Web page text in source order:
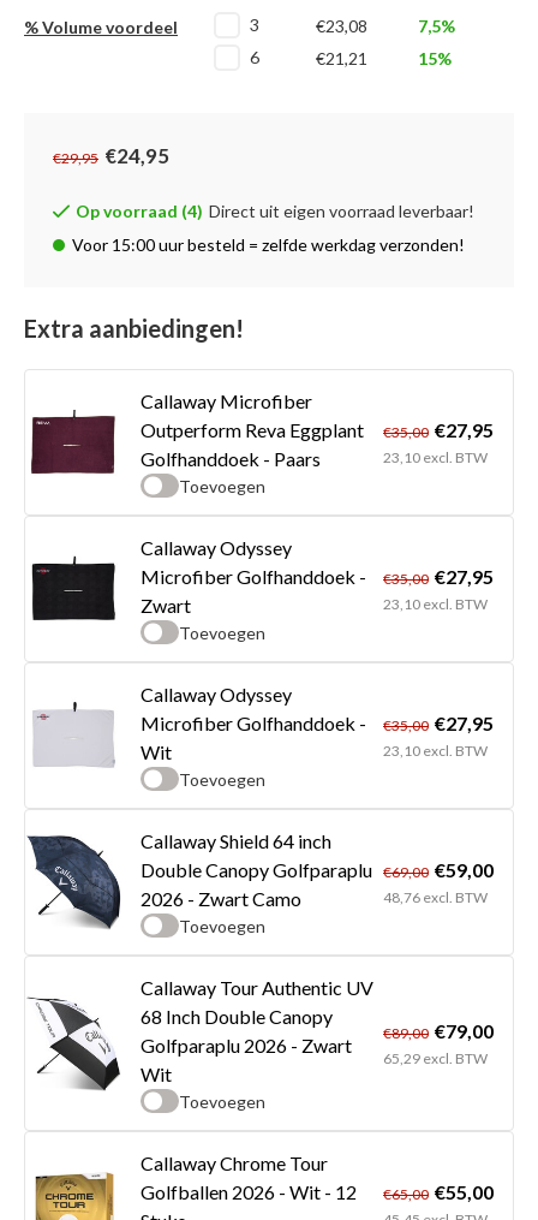
% Volume voordeel
3
€23,08
7,5%
6
€21,21 15%
€29,95 €24,95
Op voorraad (4) Direct uit eigen voorraad leverbaar!
Voor 15:00 uur besteld = zelfde werkdag verzonden!
Extra aanbiedingen!
Callaway Microfiber
Outperform Reva Eggplant
Golfhanddoek - Paars
Toevoegen
€35,00 €27,95
23,10 excl. BTW
Callaway Odyssey
Microfiber Golfhanddoek -
Zwart
Toevoegen
€35,00 €27,95
23,10 excl. BTW
Callaway Odyssey
Microfiber Golfhanddoek -
Wit
Toevoegen
€35,00 €27,95
23,10 excl. BTW
Callaway Shield 64 inch
Double Canopy Golfparaplu
2026 - Zwart Camo
Toevoegen
€69,00 €59,00
48,76 excl. BTW
Callaway Tour Authentic UV
68 Inch Double Canopy
Golfparaplu 2026 - Zwart
Wit
Toevoegen
€89,00 €79,00
65,29 excl. BTW
Callaway Chrome Tour
Golfballen 2026 - Wit - 12
€65,00 €55,00